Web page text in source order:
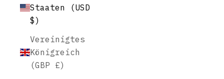
Staaten (USD
$)
Vereinigtes
Königreich
(GBP £)